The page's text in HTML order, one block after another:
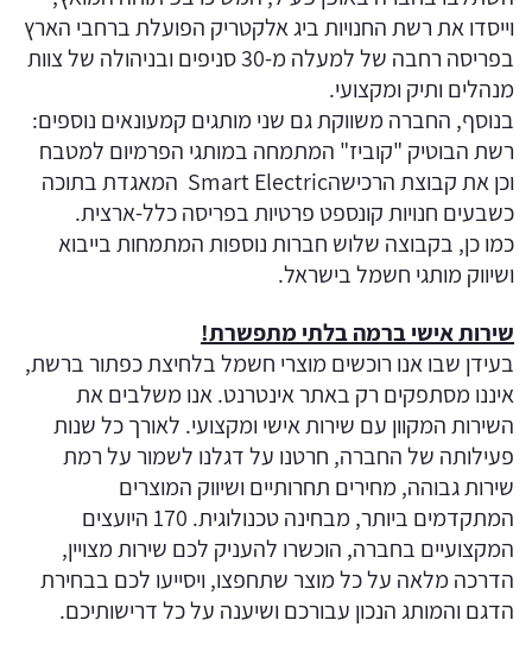
וייסדו את רשת החנויות ביג אלקטריק הפועלת ברחבי הארץ
בפריסה רחבה של למעלה מ-30 סניפים ובניהולה של צוות
מנהלים ותיק ומקצועי.
בנוסף, החברה משווקת גם שני מותגים קמעונאים נוספים:
רשת הבוטיק "קוביז" המתמחה במותגי הפרמיום למטבח
וכן את קבוצת הרכישהSmart Electric המאגדת בתוכה
כשבעים חנויות קונספט פרטיות בפריסה כלל-ארצית.
כמו כן, בקבוצה שלוש חברות נוספות המתמחות בייבוא
ושיווק מותגי חשמל בישראל.
שירות אישי ברמה בלתי מתפשרת!
בעידן שבו אנו רוכשים מוצרי חשמל בלחיצת כפתור ברשת,
איננו מסתפקים רק באתר אינטרנט. אנו משלבים את
השירות המקוון עם שירות אישי ומקצועי. לאורך כל שנות
פעילותה של החברה, חרטנו על דגלנו לשמור על רמת
שירות גבוהה, מחירים תחרותיים ושיווק המוצרים
המתקדמים ביותר, מבחינה טכנולוגית. 170 היועצים
המקצועיים בחברה, הוכשרו להעניק לכם שירות מצויין,
הדרכה מלאה על כל מוצר שתחפצו, ויסייעו לכם בבחירת
הדגם והמותג הנכון עבורכם ושיענה על כל דרישותיכם.